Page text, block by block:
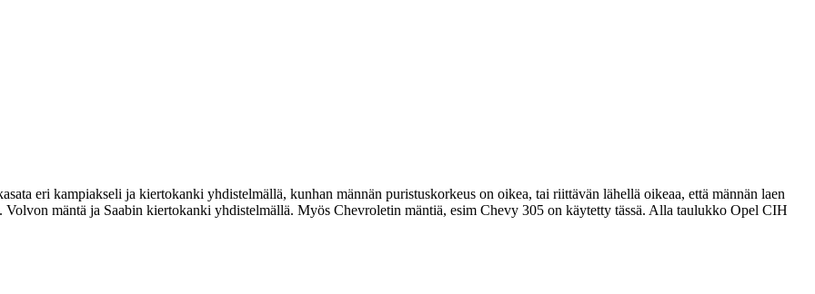
eri kampiakseli ja kiertokanki yhdistelmällä, kunhan männän puristuskorkeus on oikea, tai riittävän lähellä oikeaa, että männän laen
mäntä ja Saabin kiertokanki yhdistelmällä. Myös Chevroletin mäntiä, esim Chevy 305 on käytetty tässä. Alla taulukko Opel CIH